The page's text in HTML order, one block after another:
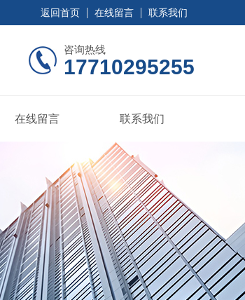
返回首页 在线留言 联系我们
咨询热线
17710295255
在线留言 联系我们